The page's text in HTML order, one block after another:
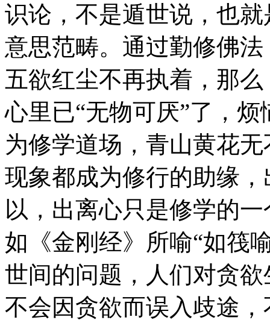
识论，不是遁世说，也
意思范畴。通过勤修佛
五欲红尘不再执着，那
心里已“无物可厌”了，
为修学道场，青山黄花
现象都成为修行的助缘
以，出离心只是修学的
如《金刚经》所喻“如筏
世间的问题，人们对贪
不会因贪欲而误入歧途